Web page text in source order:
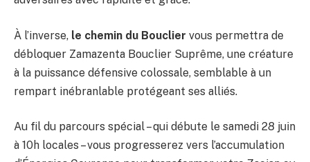
À l’inverse, le chemin du Bouclier vous permettra de
débloquer Zamazenta Bouclier Suprême, une créature
à la puissance défensive colossale, semblable à un
rempart inébranlable protégeant ses alliés.
Au fil du parcours spécial – qui débute le samedi 28 juin
à 10h locales – vous progresserez vers l’accumulation